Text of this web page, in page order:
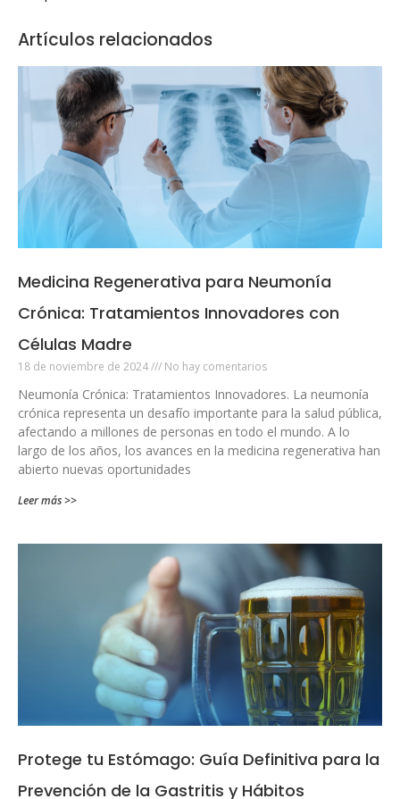
Artículos relacionados
Medicina Regenerativa para Neumonía
Crónica: Tratamientos Innovadores con
Células Madre
18 de noviembre de 2024 No hay comentarios
Neumonía Crónica: Tratamientos Innovadores. La neumonía
crónica representa un desafío importante para la salud pública,
afectando a millones de personas en todo el mundo. A lo
largo de los años, los avances en la medicina regenerativa han
abierto nuevas oportunidades
Leer más >>
Protege tu Estómago: Guía Definitiva para la
Prevención de la Gastritis y Hábitos